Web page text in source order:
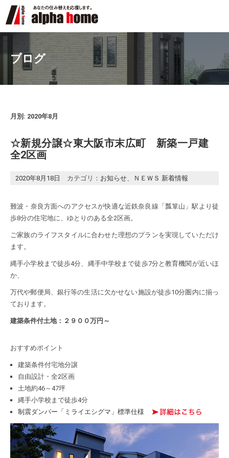
ブログ
月別: 2020年8月
☆新規分譲☆東大阪市末広町 新築一戸建
全2区画
2020年8月18日 カテゴリ： お知らせ、 ＮＥＷＳ 新着情報
難波・奈良方面へのアクセスが快適な近鉄奈良線「瓢箪山」駅より徒
歩8分の住宅地に、ゆとりのある全2区画。
ご家族のライフスタイルに合わせた理想のプランを実現していただけ
ます。
縄手小学校まで徒歩4分、縄手中学校まで徒歩7分と教育機関が近いほ
か、
万代や郵便局、銀行等の生活に欠かせない施設が徒歩10分圏内に揃っ
ております。
建築条件付土地：２９００万円～
おすすめポイント
建築条件付宅地分譲
自由設計・全2区画
土地約46～47坪
縄手小学校まで徒歩4分
制震ダンパー 「ミライエシグマ」 標準仕様